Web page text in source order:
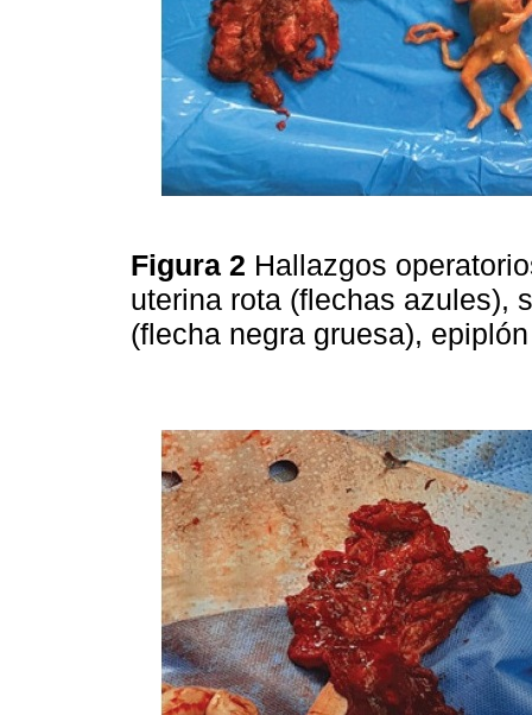
Figura 2 Hallazgos
uterina rota (flechas azules),
(flecha negra gruesa),